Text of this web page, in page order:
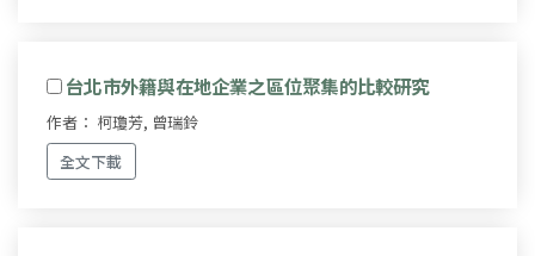
台北市外籍與在地企業之區位聚集的比較研究
作者： 柯瓊芳, 曾瑞鈴
全文下載